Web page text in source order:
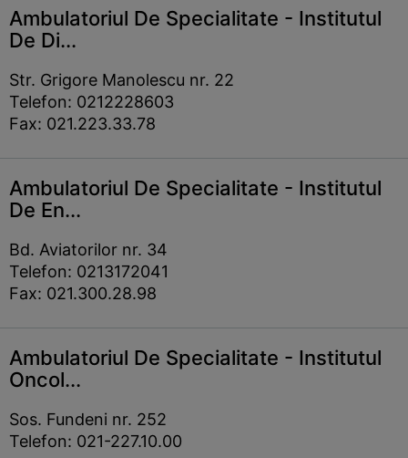
Ambulatoriul De Specialitate - Institutul
De Di...
Str. Grigore Manolescu nr. 22
Telefon: 0212228603
Fax: 021.223.33.78
Ambulatoriul De Specialitate - Institutul
De En...
Bd. Aviatorilor nr. 34
Telefon: 0213172041
Fax: 021.300.28.98
Ambulatoriul De Specialitate - Institutul
Oncol...
Sos. Fundeni nr. 252
Telefon: 021-227.10.00